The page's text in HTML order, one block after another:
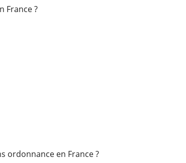
France ?
ordonnance en France ?